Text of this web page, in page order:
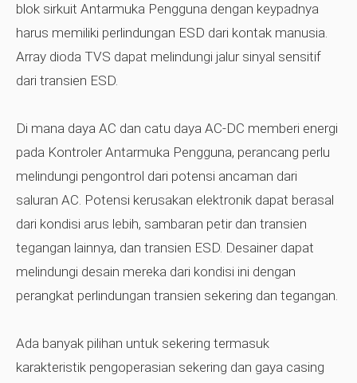
blok sirkuit Antarmuka Pengguna dengan keypadnya
harus memiliki perlindungan ESD dari kontak manusia.
Array dioda TVS dapat melindungi jalur sinyal sensitif
dari transien ESD.
Di mana daya AC dan catu daya AC-DC memberi energi
pada Kontroler Antarmuka Pengguna, perancang perlu
melindungi pengontrol dari potensi ancaman dari
saluran AC. Potensi kerusakan elektronik dapat berasal
dari kondisi arus lebih, sambaran petir dan transien
tegangan lainnya, dan transien ESD. Desainer dapat
melindungi desain mereka dari kondisi ini dengan
perangkat perlindungan transien sekering dan tegangan.
Ada banyak pilihan untuk sekering termasuk
karakteristik pengoperasian sekering dan gaya casing